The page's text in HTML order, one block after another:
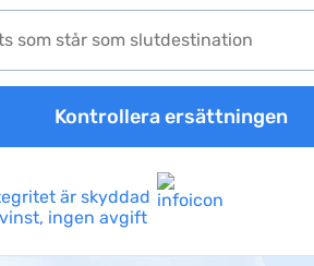
Kontrollera ersättningen
är skyddad
ingen avgift